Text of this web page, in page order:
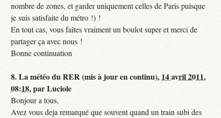
nombre de zones, et garder uniquement celles de Paris puisque
je suis satisfaite du métro !) !
En tout cas, vous faîtes vraiment un boulot super et merci de
partager ça avec nous !
Bonne continuation
8.La météo du RER (mis à jour en continu), 14 avril 2011,
08:18,parLuciole
Bonjour a tous,
Avez vous deja remarqué que souvent quand un train subi des